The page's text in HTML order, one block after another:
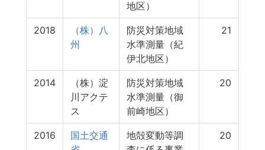
地区）
2018
（株）八
州
防災対策地域
水準測量（紀
伊北地区）
21
2014
（株）淀
川アクテ
ス
防災対策地域
水準測量（御
前崎地区）
20
2016
国土交通
地殻変動等調
20